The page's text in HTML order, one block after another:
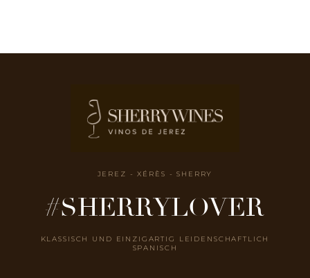
JEREZ - XÉRÈS - SHERRY
#SHERRYLOVER
KLASSISCH UND EINZIGARTIG LEIDENSCHAFTLICH
SPANISCH